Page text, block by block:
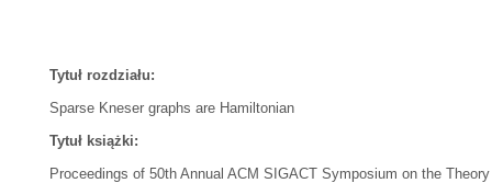
Tytuł rozdziału:
Sparse Kneser graphs are Hamiltonian
Tytuł książki:
Proceedings of 50th Annual ACM SIGACT Symposium on the